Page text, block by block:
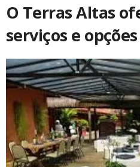
O Terras Altas
serviços e